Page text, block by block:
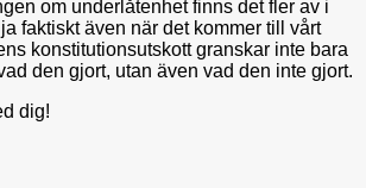
om underlåtenhet finns det fler av i
faktiskt även när det kommer till vårt
konstitutionsutskott granskar inte bara
den gjort, utan även vad den inte gjort.
dig!